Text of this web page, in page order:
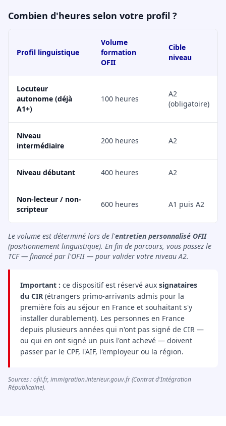
Combien d'heures selon votre profil ?
Profil linguistique
Volume
formation
OFII
Cible
niveau
Locuteur
autonome (déjà
A1+)
100 heures
A2
(obligatoire)
Niveau
intermédiaire
200 heures A2
Niveau débutant 400 heures A2
Non-lecteur / non-
scripteur
600 heures A1 puis A2
Le volume est déterminé lors de l'entretien personnalisé OFII
(positionnement linguistique). En fin de parcours, vous passez le
TCF — financé par l'OFII — pour valider votre niveau A2.
Important : ce dispositif est réservé aux signataires
du CIR (étrangers primo-arrivants admis pour la
première fois au séjour en France et souhaitant s'y
installer durablement). Les personnes en France
depuis plusieurs années qui n'ont pas signé de CIR —
ou qui en ont signé un puis l'ont achevé — doivent
passer par le CPF, l'AIF, l'employeur ou la région.
Sources : ofii.fr, immigration.interieur.gouv.fr (Contrat d'Intégration
Républicaine).